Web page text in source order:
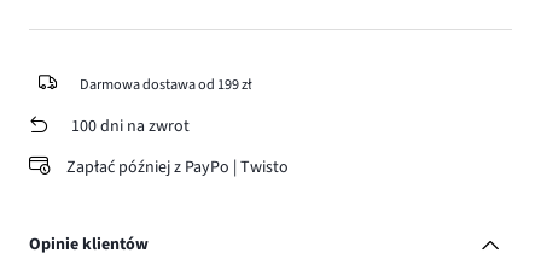
Darmowa dostawa od 199 zł
100 dni na zwrot
Zapłać później z PayPo | Twisto
Opinie klientów